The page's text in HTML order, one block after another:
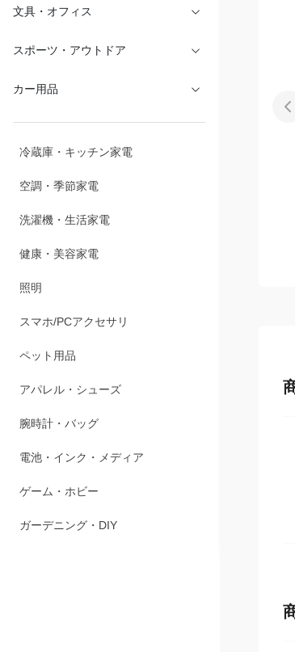
カー用品
冷蔵庫・キッチン家電
空調・季節家電
洗濯機・生活家電
健康・美容家電
照明
スマホ/PCアクセサリ